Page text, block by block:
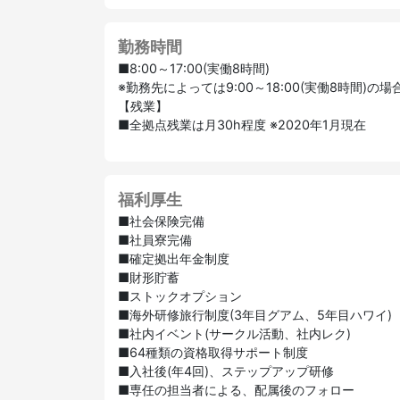
勤務時間
■8:00～17:00(実働8時間)
※勤務先によっては9:00～18:00(実働8時間)の場
【残業】
■全拠点残業は月30h程度 ※2020年1月現在
福利厚生
■社会保険完備
■社員寮完備
■確定拠出年金制度
■財形貯蓄
■ストックオプション
■海外研修旅行制度(3年目グアム、5年目ハワイ)
■社内イベント(サークル活動、社内レク)
■64種類の資格取得サポート制度
■入社後(年4回)、ステップアップ研修
■専任の担当者による、配属後のフォロー